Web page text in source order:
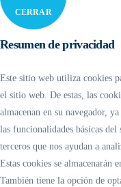
CERRAR
Resumen de privacidad
Este sitio web utiliza cookies
el sitio web. De estas, las
almacenan en su navegador,
las funcionalidades básicas
terceros que nos ayudan a
Estas cookies se almacenarán
También tiene la opción de